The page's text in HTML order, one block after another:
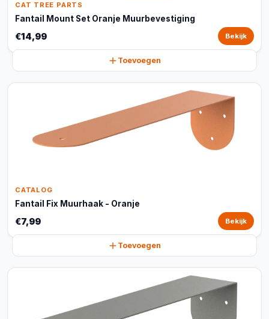
CAT TREE PARTS
Fantail Mount Set Oranje Muurbevestiging
€14,99 Bekijk
Toevoegen
CATALOG
Fantail Fix Muurhaak - Oranje
€7,99 Bekijk
Toevoegen